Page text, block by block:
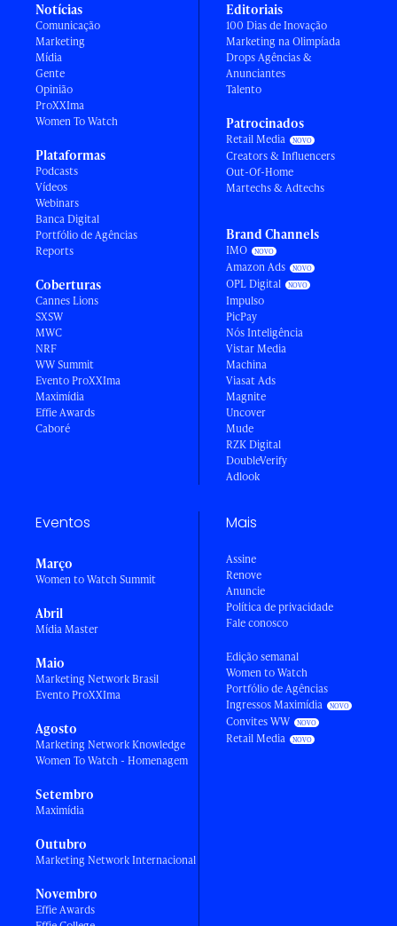
Notícias
Comunicação
Marketing
Mídia
Gente
Opinião
ProXXIma
Women To Watch
Plataformas
Podcasts
Vídeos
Webinars
Banca Digital
Portfólio de Agências
Reports
Coberturas
Cannes Lions
SXSW
MWC
NRF
WW Summit
Evento ProXXIma
Maximídia
Effie Awards
Caboré
Editoriais
100 Dias de Inovação
Marketing na Olimpíada
Drops Agências &
Anunciantes
Talento
Patrocinados
Retail Media
Creators & Influencers
Out-Of-Home
Martechs & Adtechs
Brand Channels
IMO
Amazon Ads
OPL Digital
Impulso
PicPay
Nós Inteligência
Vistar Media
Machina
Viasat Ads
Magnite
Uncover
Mude
RZK Digital
DoubleVerify
Adlook
Eventos
Março
Women to Watch Summit
Abril
Mídia Master
Maio
Marketing Network Brasil
Evento ProXXIma
Agosto
Marketing Network Knowledge
Women To Watch - Homenagem
Setembro
Maximídia
Outubro
Marketing Network Internacional
Novembro
Effie Awards
Mais
Assine
Renove
Anuncie
Política de privacidade
Fale conosco
Edição semanal
Women to Watch
Portfólio de Agências
Ingressos Maximídia
Convites WW
Retail Media